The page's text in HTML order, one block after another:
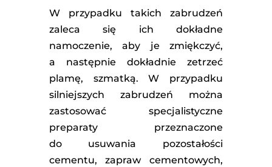
W przypadku takich zabrudzeń
zaleca się ich dokładne
namoczenie, aby je zmiękczyć,
a następnie dokładnie zetrzeć
plamę, szmatką. W przypadku
silniejszych zabrudzeń można
zastosować specjalistyczne
preparaty przeznaczone
do usuwania pozostałości
cementu, zapraw cementowych,